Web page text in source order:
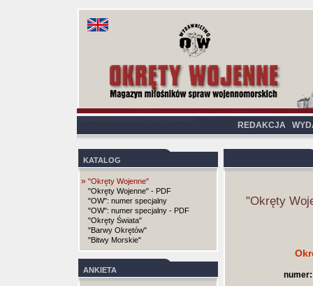
REDAKCJA
KATALOG
» "Okręty Wojenne"
"Okręty Wojenne" - PDF
"OW": numer specjalny
"OW": numer specjalny - PDF
"Okręty Świata"
"Barwy Okrętów"
"Bitwy Morskie"
ANKIETA
"Okręty
numer: